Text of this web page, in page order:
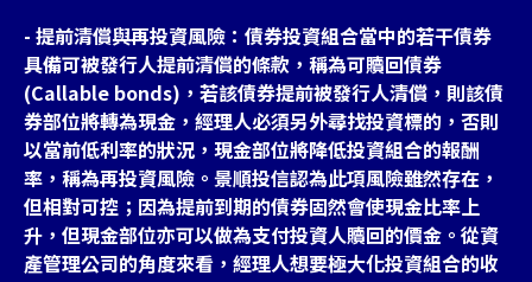
- 提前清償與再投資風險：債券投資組合當中的若干債券
具備可被發行人提前清償的條款，稱為可贖回債券
(Callable bonds)，若該債券提前被發行人清償，則該債
券部位將轉為現金，經理人必須另外尋找投資標的，否則
以當前低利率的狀況，現金部位將降低投資組合的報酬
率，稱為再投資風險。景順投信認為此項風險雖然存在，
但相對可控；因為提前到期的債券固然會使現金比率上
升，但現金部位亦可以做為支付投資人贖回的價金。從資
產管理公司的角度來看，經理人想要極大化投資組合的收